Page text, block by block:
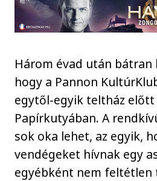
Három évad után
hogy a Pannon
egytől-egyik teltház
Papírkutyában. A
sok oka lehet, az egyik,
vendégeket hívnak egy
egyébként nem feltétlen